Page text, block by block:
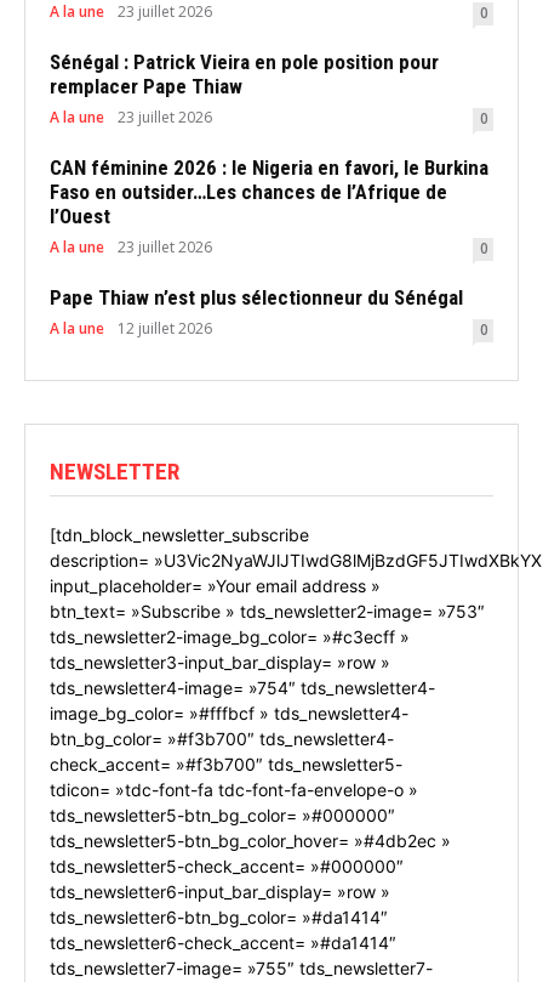
A la une 23 juillet 2026 0
Sénégal : Patrick Vieira en pole position pour
remplacer Pape Thiaw
A la une 23 juillet 2026 0
CAN féminine 2026 : le Nigeria en favori, le Burkina
Faso en outsider…Les chances de l’Afrique de
l’Ouest
A la une 23 juillet 2026 0
Pape Thiaw n’est plus sélectionneur du Sénégal
A la une 12 juillet 2026 0
NEWSLETTER
[tdn_block_newsletter_subscribe
description=
input_placeholder= »Your email address »
btn_text= »Subscribe » tds_newsletter2-image= »753″
tds_newsletter2-image_bg_color= »#c3ecff »
tds_newsletter3-input_bar_display= »row »
tds_newsletter4-image= »754″ tds_newsletter4-
image_bg_color= »#fffbcf » tds_newsletter4-
btn_bg_color= »#f3b700″ tds_newsletter4-
check_accent= »#f3b700″ tds_newsletter5-
tdicon= »tdc-font-fa tdc-font-fa-envelope-o »
tds_newsletter5-btn_bg_color= »#000000″
tds_newsletter5-btn_bg_color_hover= »#4db2ec »
tds_newsletter5-check_accent= »#000000″
tds_newsletter6-input_bar_display= »row »
tds_newsletter6-btn_bg_color= »#da1414″
tds_newsletter6-check_accent= »#da1414″
tds_newsletter7-image= »755″ tds_newsletter7-